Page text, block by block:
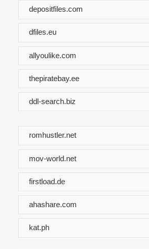
depositfiles.com
dfiles.eu
allyoulike.com
thepiratebay.ee
ddl-search.biz
romhustler.net
mov-world.net
firstload.de
ahashare.com
kat.ph